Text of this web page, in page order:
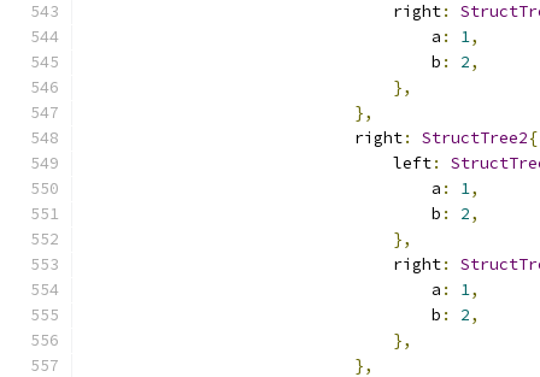
                                right
:
                                    a
: 1,
                                    b
: 2,
},
},
                            right
: StructTree2{
                                left
:
                                    a
: 1,
                                    b
: 2,
},
                                right
:
                                    a
: 1,
                                    b
: 2,
},
},